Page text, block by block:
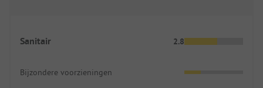
Sanitair 2.8
Bijzondere voorzieningen